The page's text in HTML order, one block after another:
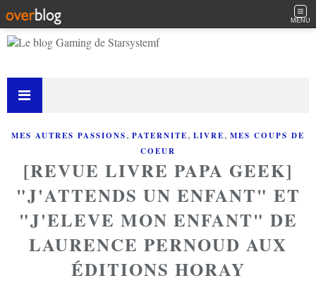
MENU
MES AUTRES PASSIONS, PATERNITE, LIVRE, MES COUPS DE
COEUR
[REVUE LIVRE PAPA GEEK]
"J'ATTENDS UN ENFANT" ET
"J'ELEVE MON ENFANT" DE
LAURENCE PERNOUD AUX
ÉDITIONS HORAY